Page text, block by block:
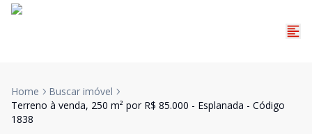
Home
Buscar imóvel
Terreno à venda, 250 m² por R$ 85.000 - Esplanada - Código
1838